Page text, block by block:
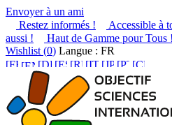
Envoyer à un ami
Restez informés !
Accessible à
aussi !
Haut de Gamme pour Tous !
Wishlist (0) Langue : FR